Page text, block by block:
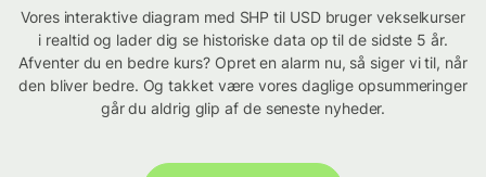
Vores interaktive diagram med SHP til USD bruger vekselkurser
i realtid og lader dig se historiske data op til de sidste 5 år.
Afventer du en bedre kurs? Opret en alarm nu, så siger vi til, når
den bliver bedre. Og takket være vores daglige opsummeringer
går du aldrig glip af de seneste nyheder.